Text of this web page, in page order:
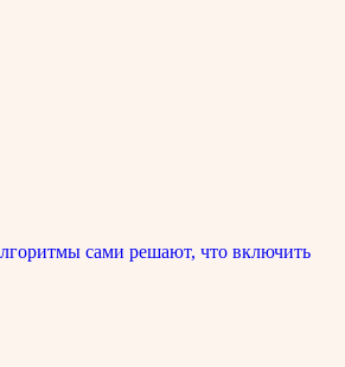
сами решают, что включить